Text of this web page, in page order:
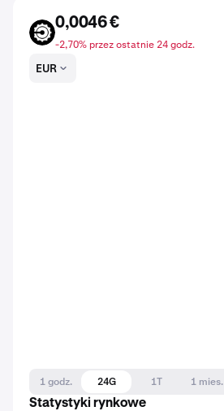
BIGTIME
0,0046 €
-2,70% przez ostatnie 24 godz.
EUR
1 godz. 24G 1T 1 mies.
Statystyki rynkowe